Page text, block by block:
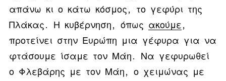
απάνω κι ο κάτω κόσμος, το γεφύρι της
Πλάκας. Η κυβέρνηση, όπως ακούμε ,
προτείνει στην Ευρώπη μια γέφυρα για να
φτάσουμε ίσαμε τον Μάη. Να γεφυρωθεί
ο Φλεβάρης με τον Μάη, ο χειμώνας με